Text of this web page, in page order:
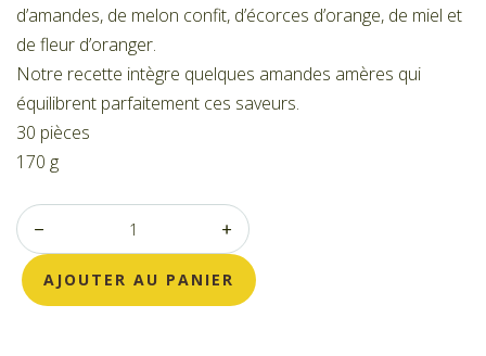
d’amandes, de melon confit, d’écorces d’orange, de miel et
de fleur d’oranger.
Notre recette intègre quelques amandes amères qui
équilibrent parfaitement ces saveurs.
30 pièces
170 g
AJOUTER AU PANIER